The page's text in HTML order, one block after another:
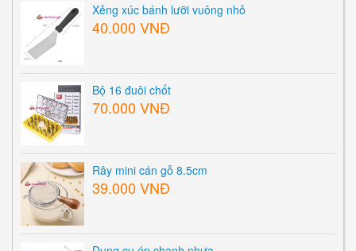
Xẻng xúc bánh lưỡi vuông nhỏ
40.000 VNĐ
Bộ 16 đuôi chốt
70.000 VNĐ
Rây mini cán gỗ 8.5cm
39.000 VNĐ